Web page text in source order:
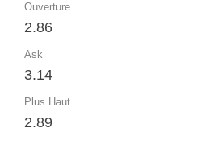
Ouverture
2.86
Ask
3.14
Plus Haut
2.89